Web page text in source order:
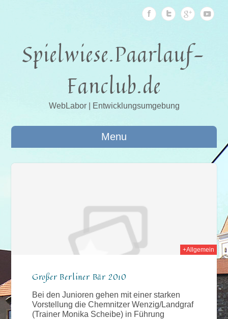
Spielwiese.Paarlauf-
Fanclub.de
WebLabor | Entwicklungsumgebung
Menu
+Allgemein
Großer Berliner Bär 2010
Bei den Junioren gehen mit einer starken
Vorstellung die Chemnitzer Wenzig/Landgraf
(Trainer Monika Scheibe) in Führung